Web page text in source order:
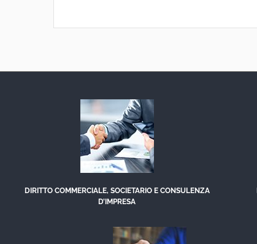
DIRITTO COMMERCIALE, SOCIETARIO E CONSULENZA
D’IMPRESA